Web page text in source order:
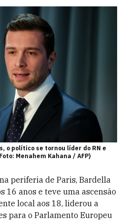
o político se tornou líder do RN e
Menahem Kahana / AFP)
periferia de Paris, Bardella
16 anos e teve uma ascensão
local aos 18, liderou a
para o Parlamento Europeu